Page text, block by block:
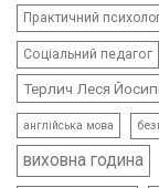
Практичний
Соціальний педагог
Терлич Леся
англійська мова
виховна година